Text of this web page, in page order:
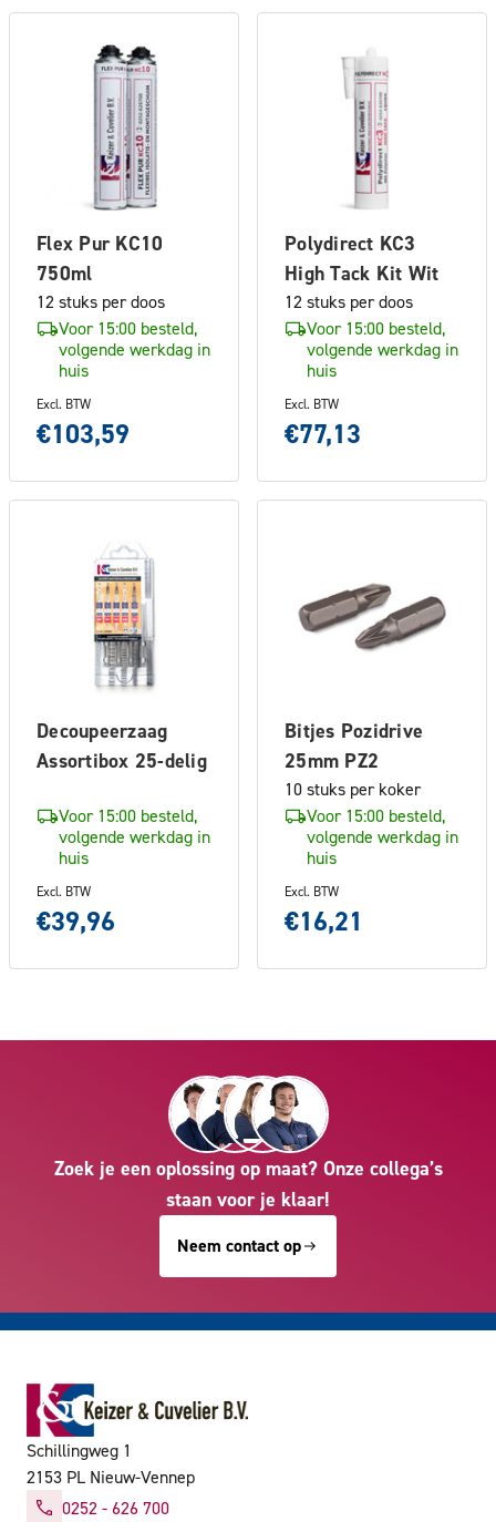
Flex Pur KC10
750ml
12 stuks per doos
Voor 15:00 besteld,
volgende werkdag in
huis
Excl. BTW
€103,59
Polydirect KC3
High Tack Kit Wit
12 stuks per doos
Voor 15:00 besteld,
volgende werkdag in
huis
Excl. BTW
€77,13
Decoupeerzaag
Assortibox 25-delig
Voor 15:00 besteld,
volgende werkdag in
huis
Excl. BTW
€39,96
Bitjes Pozidrive
25mm PZ2
10 stuks per koker
Voor 15:00 besteld,
volgende werkdag in
huis
Excl. BTW
€16,21
Zoek je een oplossing op maat? Onze collega’s
staan voor je klaar!
Neem contact op
Schillingweg 1
2153 PL Nieuw-Vennep
0252 - 626 700